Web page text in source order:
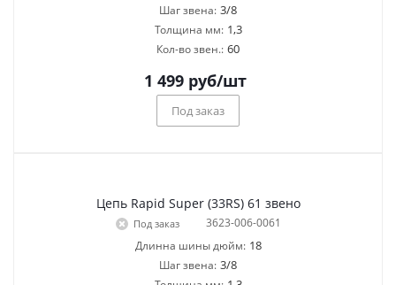
Шаг звена: 3/8
Толщина мм: 1,3
Кол-во звен.: 60
1 499руб/шт
Под заказ
Цепь Rapid Super (33RS) 61 звено
Под заказ
3623-006-0061
Длинна шины дюйм: 18
Шаг звена: 3/8